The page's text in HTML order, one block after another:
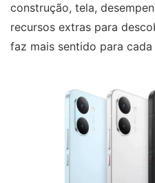
construção, tela,
recursos extras para
faz mais sentido para